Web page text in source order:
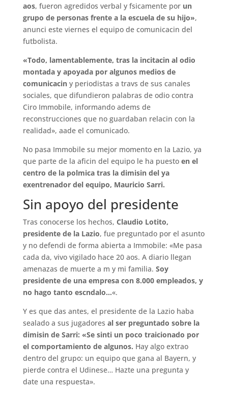
aos, fueron agredidos verbal y fsicamente por un
grupo de personas frente a la escuela de su hijo»,
anunci este viernes el equipo de comunicacin del
futbolista.
«Todo, lamentablemente, tras la incitacin al odio
montada y apoyada por algunos medios de
comunicaciny periodistas a travs de sus canales
sociales, que difundieron palabras de odio contra
Ciro Immobile, informando adems de
reconstrucciones que no guardaban relacin con la
realidad», aade el comunicado.
No pasa Immobile su mejor momento en la Lazio, ya
que parte de la aficin del equipo le ha puesto en el
centro de la polmica tras la dimisin del ya
exentrenador del equipo, Mauricio Sarri.
Sin apoyo del presidente
Tras conocerse los hechos, Claudio Lotito,
presidente de la Lazio, fue preguntado por el asunto
y no defendi de forma abierta a Immobile: «Me pasa
cada da, vivo vigilado hace 20 aos. A diario llegan
amenazas de muerte a m y mi familia. Soy
presidente de una empresa con 8.000 empleados, y
no hago tanto escndalo…«.
Y es que das antes, el presidente de la Lazio haba
sealado a sus jugadores al ser preguntado sobre la
dimisin de Sarri: «Se sinti un poco traicionado por
el comportamiento de algunos. Hay algo extrao
dentro del grupo: un equipo que gana al Bayern, y
pierde contra el Udinese… Hazte una pregunta y
date una respuesta».